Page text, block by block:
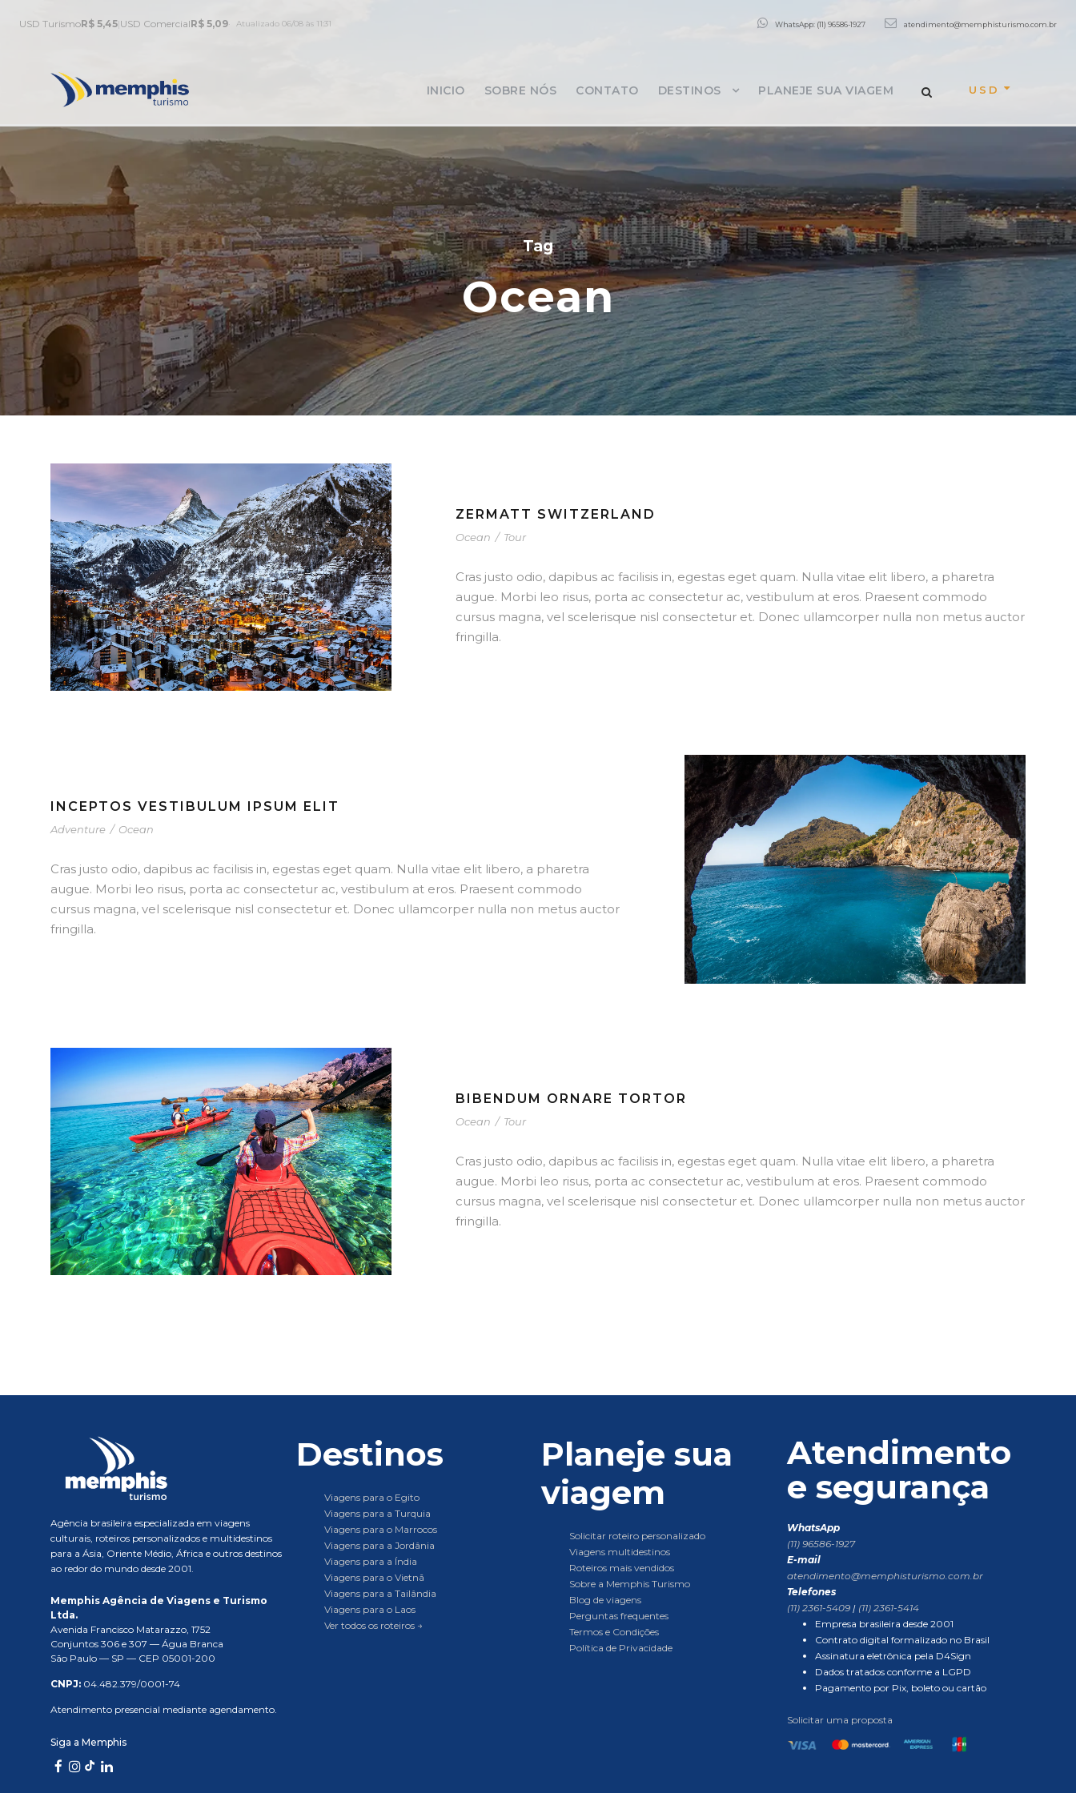
USD TurismoR$ 5,45|USD ComercialR$ 5,09 Atualizado 06/08 às 11:31 WhatsApp: (11) 96586-1927 atendimento@memphisturismo.com.br
INICIO SOBRE NÓS CONTATO DESTINOS PLANEJE SUA VIAGEM USD
Tag
Ocean
ZERMATT SWITZERLAND
Ocean / Tour
Cras justo odio, dapibus ac facilisis in, egestas eget quam. Nulla vitae elit libero, a pharetra
augue. Morbi leo risus, porta ac consectetur ac, vestibulum at eros. Praesent commodo
cursus magna, vel scelerisque nisl consectetur et. Donec ullamcorper nulla non metus auctor
fringilla.
INCEPTOS VESTIBULUM IPSUM ELIT
Adventure / Ocean
Cras justo odio, dapibus ac facilisis in, egestas eget quam. Nulla vitae elit libero, a pharetra
augue. Morbi leo risus, porta ac consectetur ac, vestibulum at eros. Praesent commodo
cursus magna, vel scelerisque nisl consectetur et. Donec ullamcorper nulla non metus auctor
fringilla.
BIBENDUM ORNARE TORTOR
Ocean / Tour
Cras justo odio, dapibus ac facilisis in, egestas eget quam. Nulla vitae elit libero, a pharetra
augue. Morbi leo risus, porta ac consectetur ac, vestibulum at eros. Praesent commodo
cursus magna, vel scelerisque nisl consectetur et. Donec ullamcorper nulla non metus auctor
fringilla.
Agência brasileira especializada em viagens
culturais, roteiros personalizados e multidestinos
para a Ásia, Oriente Médio, África e outros destinos
ao redor do mundo desde 2001.
Memphis Agência de Viagens e Turismo
Ltda.
Avenida Francisco Matarazzo, 1752
Conjuntos 306 e 307 — Água Branca
São Paulo — SP — CEP 05001-200
CNPJ: 04.482.379/0001-74
Atendimento presencial mediante agendamento.
Siga a Memphis
Destinos
Viagens para o Egito
Viagens para a Turquia
Viagens para o Marrocos
Viagens para a Jordânia
Viagens para a Índia
Viagens para o Vietnã
Viagens para a Tailândia
Viagens para o Laos
Ver todos os roteiros →
Planeje sua
viagem
Solicitar roteiro personalizado
Viagens multidestinos
Roteiros mais vendidos
Sobre a Memphis Turismo
Blog de viagens
Perguntas frequentes
Termos e Condições
Política de Privacidade
Atendimento
e segurança
WhatsApp
(11) 96586-1927
E-mail
atendimento@memphisturismo.com.br
Telefones
(11) 2361-5409 | (11) 2361-5414
Empresa brasileira desde 2001
Contrato digital formalizado no Brasil
Assinatura eletrônica pela D4Sign
Dados tratados conforme a LGPD
Pagamento por Pix, boleto ou cartão
Solicitar uma proposta